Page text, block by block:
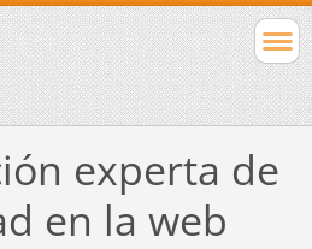
experta de
en la web